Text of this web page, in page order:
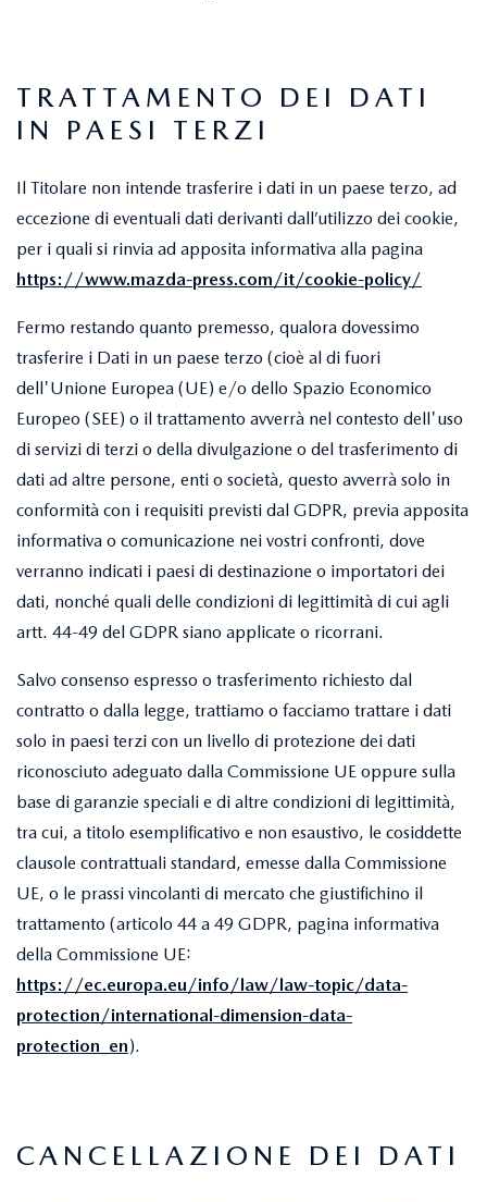
TRATTAMENTO DEI DATI
IN PAESI TERZI
Il Titolare non intende trasferire i dati in un paese terzo, ad
eccezione di eventuali dati derivanti dall’utilizzo dei cookie,
per i quali si rinvia ad apposita informativa alla pagina
https://www.mazda-press.com/it/cookie-policy/
Fermo restando quanto premesso, qualora dovessimo
trasferire i Dati in un paese terzo (cioè al di fuori
dell'Unione Europea (UE) e/o dello Spazio Economico
Europeo (SEE) o il trattamento avverrà nel contesto dell'uso
di servizi di terzi o della divulgazione o del trasferimento di
dati ad altre persone, enti o società, questo avverrà solo in
conformità con i requisiti previsti dal GDPR, previa apposita
informativa o comunicazione nei vostri confronti, dove
verranno indicati i paesi di destinazione o importatori dei
dati, nonché quali delle condizioni di legittimità di cui agli
artt. 44-49 del GDPR siano applicate o ricorrani.
Salvo consenso espresso o trasferimento richiesto dal
contratto o dalla legge, trattiamo o facciamo trattare i dati
solo in paesi terzi con un livello di protezione dei dati
riconosciuto adeguato dalla Commissione UE oppure sulla
base di garanzie speciali e di altre condizioni di legittimità,
tra cui, a titolo esemplificativo e non esaustivo, le cosiddette
clausole contrattuali standard, emesse dalla Commissione
UE, o le prassi vincolanti di mercato che giustifichino il
trattamento (articolo 44 a 49 GDPR, pagina informativa
della Commissione UE:
https://ec.europa.eu/info/law/law-topic/data-
protection/international-dimension-data-
protection_en).
CANCELLAZIONE DEI DATI